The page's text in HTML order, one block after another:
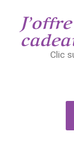
Clic